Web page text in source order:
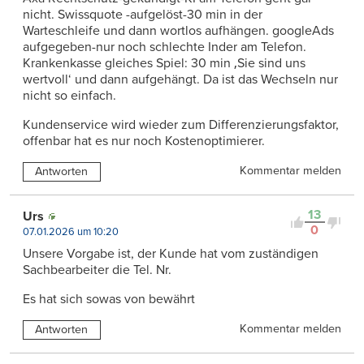
nicht. Swissquote -aufgelöst-30 min in der
Warteschleife und dann wortlos aufhängen. googleAds
aufgegeben-nur noch schlechte Inder am Telefon.
Krankenkasse gleiches Spiel: 30 min ‚Sie sind uns
wertvoll‘ und dann aufgehängt. Da ist das Wechseln nur
nicht so einfach.
Kundenservice wird wieder zum Differenzierungsfaktor,
offenbar hat es nur noch Kostenoptimierer.
Antworten Kommentar melden
13
0
Urs
07.01.2026 um 10:20
Unsere Vorgabe ist, der Kunde hat vom zuständigen
Sachbearbeiter die Tel. Nr.
Es hat sich sowas von bewährt
Antworten Kommentar melden